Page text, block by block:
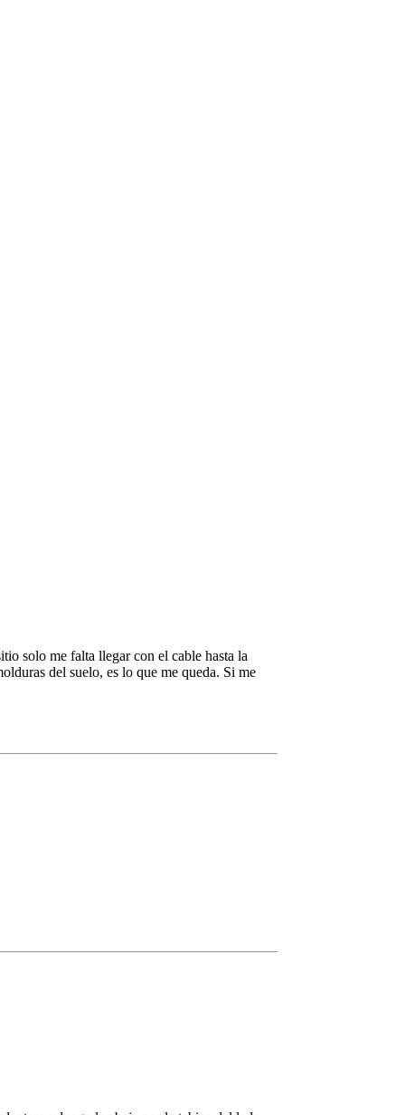
solo me falta llegar con el cable hasta la
del suelo, es lo que me queda. Si me